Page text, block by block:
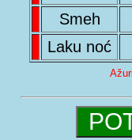
Smeh
Laku noć